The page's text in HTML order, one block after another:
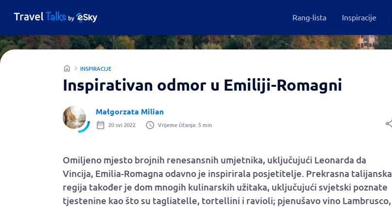
Rang-lista Inspiracije
INSPIRACIJE
Inspirativan odmor u Emiliji-Romagni
Małgorzata Milian
20 svi 2022 Vrijeme čitanja: 5 min
Omiljeno mjesto brojnih renesansnih umjetnika, uključujući Leonarda da
Vincija, Emilia-Romagna odavno je inspirirala posjetitelje. Prekrasna talijanska
regija također je dom mnogih kulinarskih užitaka, uključujući svjetski poznate
tjestenine kao što su tagliatelle, tortellini i ravioli; pjenušavo vino Lambrusco,